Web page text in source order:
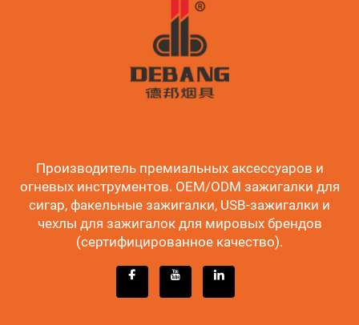
Производитель премиальных аксессуаров и
огневых инструментов. OEM/ODM зажигалки для
сигар, факельные зажигалки, USB-зажигалки и
чехлы для зажигалок для мировых брендов
(сертифицированное качество).